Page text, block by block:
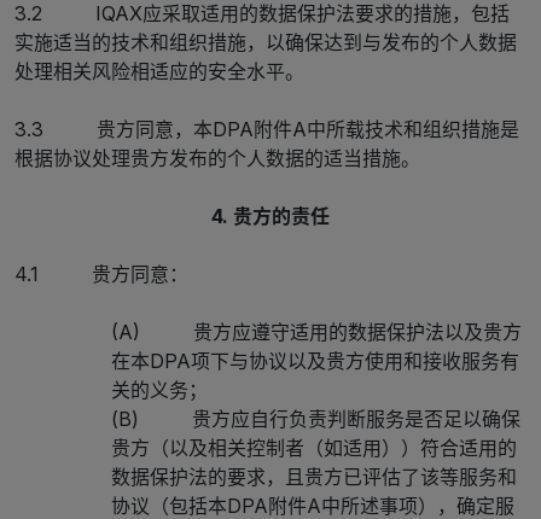
3.2 IQAX应采取适用的数据保护法要求的措施，包括
实施适当的技术和组织措施，以确保达到与发布的个人数据
处理相关风险相适应的安全水平。
3.3 贵方同意，本DPA附件A中所载技术和组织措施是
根据协议处理贵方发布的个人数据的适当措施。
4. 贵方的责任
4.1 贵方同意：
(A) 贵方应遵守适用的数据保护法以及贵方
在本DPA项下与协议以及贵方使用和接收服务有
关的义务；
(B) 贵方应自行负责判断服务是否足以确保
贵方（以及相关控制者（如适用））符合适用的
数据保护法的要求，且贵方已评估了该等服务和
协议（包括本DPA附件A中所述事项），确定服